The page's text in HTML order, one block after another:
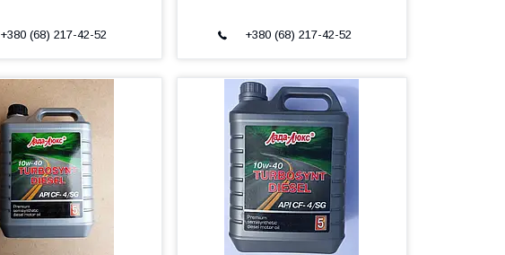
+380 (68) 217-42-52 +380 (68) 217-42-52